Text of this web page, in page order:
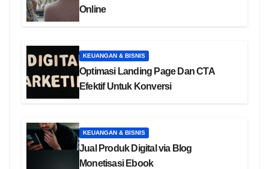
Online
KEUANGAN & BISNIS
Optimasi Landing Page Dan CTA
Efektif Untuk Konversi
KEUANGAN & BISNIS
Jual Produk Digital via Blog
Monetisasi Ebook